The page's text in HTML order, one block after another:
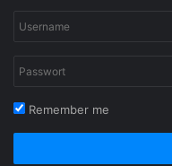
Remember me